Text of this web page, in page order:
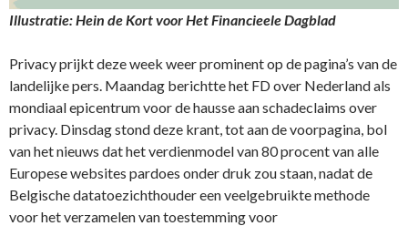
Illustratie: Hein de Kort voor Het Financieele Dagblad
Privacy prijkt deze week weer prominent op de pagina’s van de
landelijke pers. Maandag berichtte het FD over Nederland als
mondiaal epicentrum voor de hausse aan schadeclaims over
privacy. Dinsdag stond deze krant, tot aan de voorpagina, bol
van het nieuws dat het verdienmodel van 80 procent van alle
Europese websites pardoes onder druk zou staan, nadat de
Belgische datatoezichthouder een veelgebruikte methode
voor het verzamelen van toestemming voor